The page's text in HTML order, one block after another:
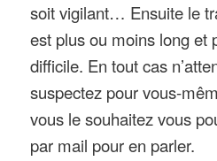
soit vigilant… Ensuite le
est plus ou moins long et
difficile. En tout cas
suspectez pour vous-
vous le souhaitez vous
par mail pour en parler.